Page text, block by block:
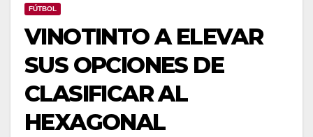
FÚTBOL
VINOTINTO A ELEVAR
SUS OPCIONES DE
CLASIFICAR AL
HEXAGONAL